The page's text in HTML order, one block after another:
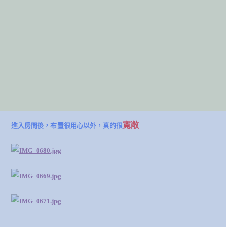
進入房間後，布置很用心以外，真的很寬敞